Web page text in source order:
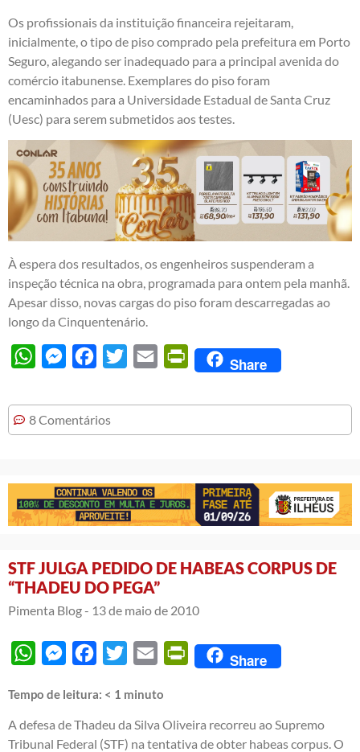
Os profissionais da instituição financeira rejeitaram,
inicialmente, o tipo de piso comprado pela prefeitura em Porto
Seguro, alegando ser inadequado para a principal avenida do
comércio itabunense. Exemplares do piso foram
encaminhados para a Universidade Estadual de Santa Cruz
(Uesc) para serem submetidos aos testes.
À espera dos resultados, os engenheiros suspenderam a
inspeção técnica na obra, programada para ontem pela manhã.
Apesar disso, novas cargas do piso foram descarregadas ao
longo da Cinquentenário.
WhatsAppMessengerFacebook
Twitter Email PrintFriendly
Share
8 Comentários
STF JULGA PEDIDO DE HABEAS CORPUS DE
“THADEU DO PEGA”
Pimenta Blog - 13 de maio de 2010
WhatsAppMessengerFacebook
Twitter Email PrintFriendly
Share
Tempo de leitura: < 1 minuto
A defesa de Thadeu da Silva Oliveira recorreu ao Supremo
Tribunal Federal (STF) na tentativa de obter habeas corpus. O